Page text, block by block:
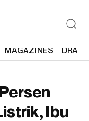
MAGAZINES
Ibu